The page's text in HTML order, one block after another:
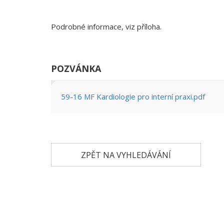
Podrobné informace, viz příloha.
POZVÁNKA
59-16 MF Kardiologie pro interní praxi.pdf
ZPĚT NA VYHLEDÁVÁNÍ